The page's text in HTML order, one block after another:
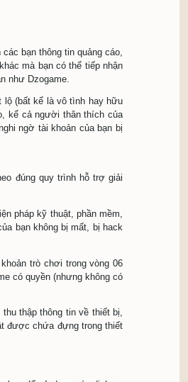
toàn bộ tính năng của tài khoản,
các khiếu nại của bạn liên
bạn. Tuy nhiên, trong một
sẽ cung cấp thông tin cá
người chơi nào vi phạm
vi phạm và sẽ khước từ mọi
các vĩ nhân, lãnh đạo chính
xích tôn giáo, khiêu dâm,
phát hành;